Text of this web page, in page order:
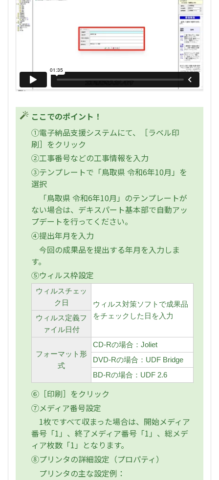
ここでのポイント！
①電子納品支援システムにて、［ラベル印
刷］をクリック
②工事番号などの工事情報を入力
③テンプレートで「鳥取県 令和6年10月」を
選択
「鳥取県 令和6年10月」のテンプレートが
ない場合は、デキスパート基本部で自動アッ
プデートを行ってください。
④提出年月を入力
今回の成果品を提出する年月を入力しま
す。
⑤ウィルス枠設定
ウィルスチェッ
ク日
ウィルス対策ソフトで成果品
をチェックした日を入力
ウィルス定義フ
ァイル日付
フォーマット形
式
CD-Rの場合：Joliet
DVD-Rの場合：UDF Bridge
BD-Rの場合：UDF 2.6
⑥［印刷］をクリック
⑦メディア番号設定
1枚ですべて収まった場合は、開始メディア
番号「1」、終了メディア番号「1」、総メデ
ィア枚数「1」となります。
⑧プリンタの詳細設定（プロパティ）
プリンタの主な設定例：